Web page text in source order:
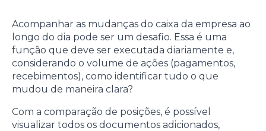
Acompanhar as mudanças do caixa da empresa ao
longo do dia pode ser um desafio. Essa é uma
função que deve ser executada diariamente e,
considerando o volume de ações (pagamentos,
recebimentos), como identificar tudo o que
mudou de maneira clara?
Com a comparação de posições, é possível
visualizar todos os documentos adicionados,